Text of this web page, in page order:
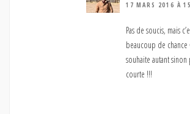
17 MARS 2016 À
Pas de soucis, mais
beaucoup de chance
souhaite autant
courte !!!